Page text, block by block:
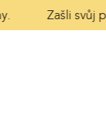
Zašli svůj